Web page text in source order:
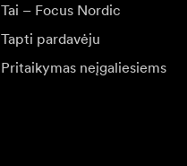
Tai – Focus Nordic
Tapti pardavėju
Pritaikymas neįgaliesiems